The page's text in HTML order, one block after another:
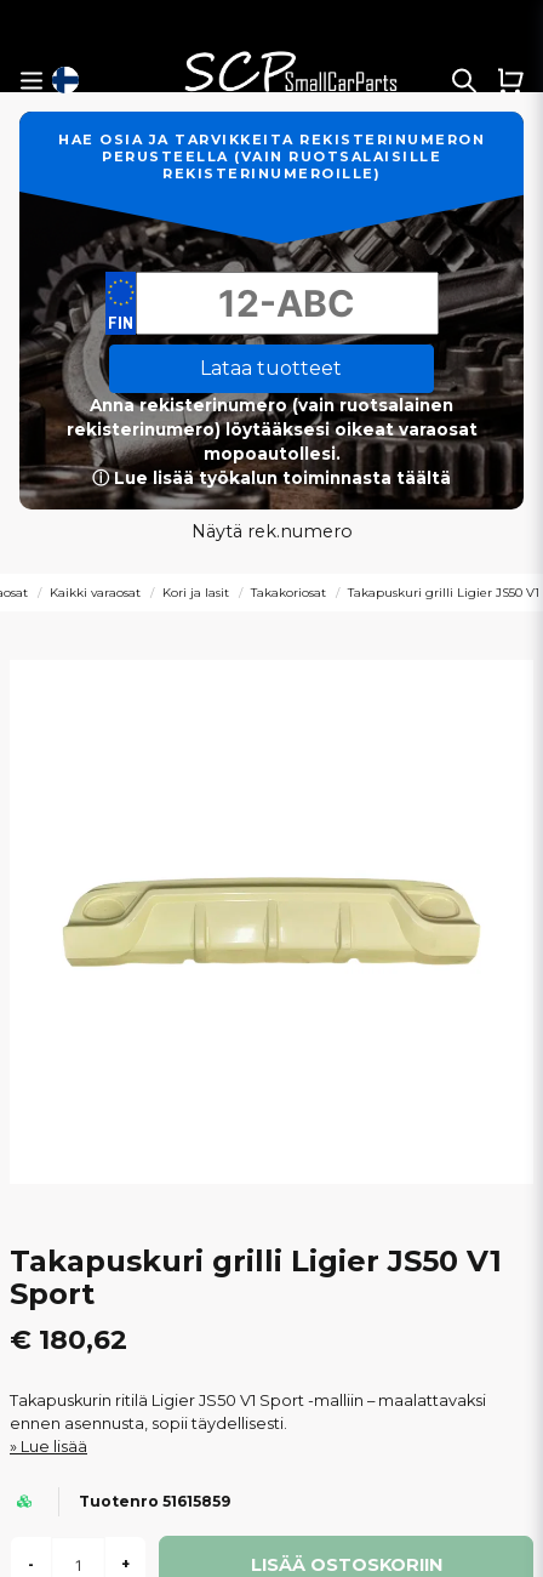
HAE OSIA JA TARVIKKEITA REKISTERINUMERON
PERUSTEELLA (VAIN RUOTSALAISILLE
REKISTERINUMEROILLE)
Lataa tuotteet
Anna rekisterinumero (vain ruotsalainen
rekisterinumero) löytääksesi oikeat varaosat
mopoautollesi.
ⓘ Lue lisää työkalun toiminnasta täältä
Näytä rek.numero
Kaikki varaosat Kori ja lasit Takakoriosat Takapuskuri grilli Ligier JS50 V1
Takapuskuri grilli Ligier JS50 V1
Sport
€ 180,62
Takapuskurin ritilä Ligier JS50 V1 Sport -malliin – maalattavaksi
ennen asennusta, sopii täydellisesti.
Lue lisää
Tuotenro 51615859
- + LISÄÄ OSTOSKORIIN